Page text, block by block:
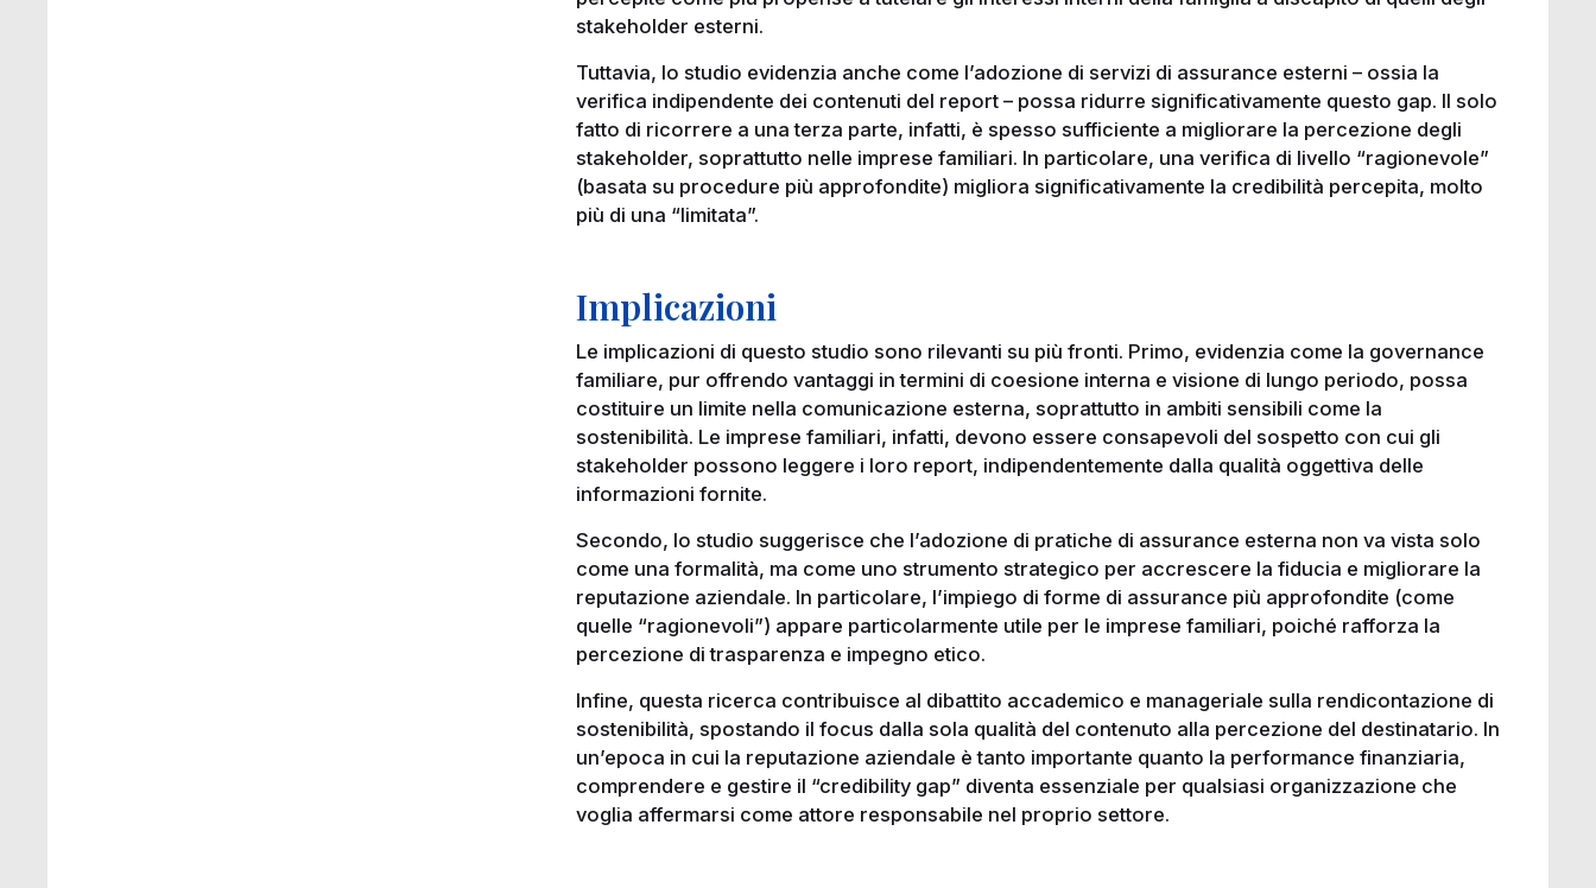
stakeholder esterni.
Tuttavia, lo studio evidenzia anche come l’adozione di servizi di assurance esterni – ossia la
verifica indipendente dei contenuti del report – possa ridurre significativamente questo gap. Il solo
fatto di ricorrere a una terza parte, infatti, è spesso sufficiente a migliorare la percezione degli
stakeholder, soprattutto nelle imprese familiari. In particolare, una verifica di livello “ragionevole”
(basata su procedure più approfondite) migliora significativamente la credibilità percepita, molto
più di una “limitata”.
Implicazioni
Le implicazioni di questo studio sono rilevanti su più fronti. Primo, evidenzia come la governance
familiare, pur offrendo vantaggi in termini di coesione interna e visione di lungo periodo, possa
costituire un limite nella comunicazione esterna, soprattutto in ambiti sensibili come la
sostenibilità. Le imprese familiari, infatti, devono essere consapevoli del sospetto con cui gli
stakeholder possono leggere i loro report, indipendentemente dalla qualità oggettiva delle
informazioni fornite.
Secondo, lo studio suggerisce che l’adozione di pratiche di assurance esterna non va vista solo
come una formalità, ma come uno strumento strategico per accrescere la fiducia e migliorare la
reputazione aziendale. In particolare, l’impiego di forme di assurance più approfondite (come
quelle “ragionevoli”) appare particolarmente utile per le imprese familiari, poiché rafforza la
percezione di trasparenza e impegno etico.
Infine, questa ricerca contribuisce al dibattito accademico e manageriale sulla rendicontazione di
sostenibilità, spostando il focus dalla sola qualità del contenuto alla percezione del destinatario. In
un’epoca in cui la reputazione aziendale è tanto importante quanto la performance finanziaria,
comprendere e gestire il “credibility gap” diventa essenziale per qualsiasi organizzazione che
voglia affermarsi come attore responsabile nel proprio settore.